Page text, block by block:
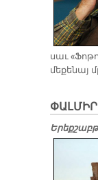
սաւ
մե­քե­նայ